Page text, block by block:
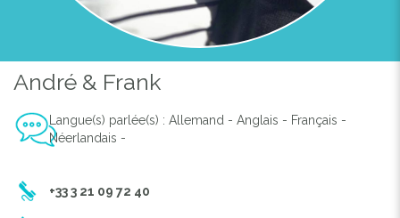
André & Frank
Langue(s) parlée(s) : Allemand - Anglais - Français -
Néerlandais -
+33 3 21 09 72 40